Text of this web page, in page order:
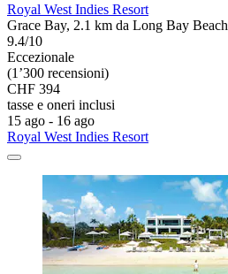
Royal West Indies Resort
Grace Bay, 2.1 km da Long Bay Beach
9.4/10
Eccezionale
(1’300 recensioni)
CHF 394
tasse e oneri inclusi
15 ago - 16 ago
Royal West Indies Resort